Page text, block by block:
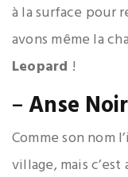
à la surface pour
avons même la
Leopard !
–Anse
Comme son nom
village, mais